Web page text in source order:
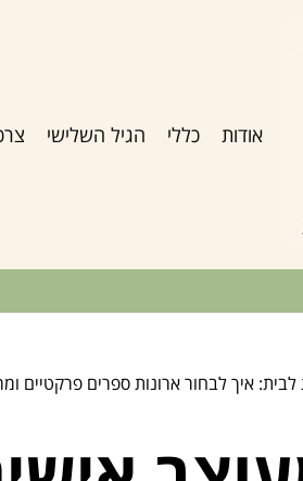
אודות כללי הגיל השלישי
איך לבחור ארונות ספרים פרקטיים